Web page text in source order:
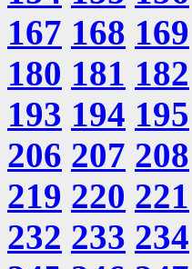
167 168 169
180 181 182
193 194 195
206 207 208
219 220 221
232 233 234